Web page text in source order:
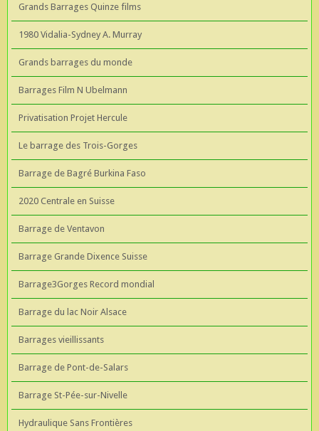
Grands Barrages Quinze films
1980 Vidalia-Sydney A. Murray
Grands barrages du monde
Barrages Film N Ubelmann
Privatisation Projet Hercule
Le barrage des Trois-Gorges
Barrage de Bagré Burkina Faso
2020 Centrale en Suisse
Barrage de Ventavon
Barrage Grande Dixence Suisse
Barrage3Gorges Record mondial
Barrage du lac Noir Alsace
Barrages vieillissants
Barrage de Pont-de-Salars
Barrage St-Pée-sur-Nivelle
Hydraulique Sans Frontières